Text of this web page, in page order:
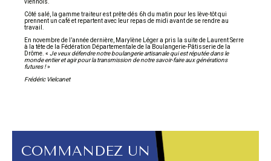
viennois.
Côté salé, la gamme traiteur est prête dés 6h du matin pour les lève-tôt qui
prennent un café et repartent avec leur repas de midi avant de se rendre au
travail.
En novembre de l’année dernière, Marylène Léger a pris la suite de Laurent Serre
à la tête de la Fédération Départementale de la Boulangerie-Pâtisserie de la
Drôme. « Je veux défendre notre boulangerie artisanale qui est réputée dans le
monde entier et agir pour la transmission de notre savoir-faire aux générations
futures !»
Frédéric Vielcanet
COMMANDEZ UN